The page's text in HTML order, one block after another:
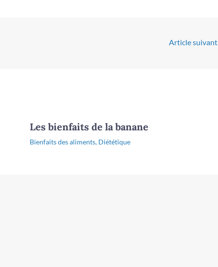
Article suivant
Les bienfaits de la banane
Bienfaits des aliments, Diététique